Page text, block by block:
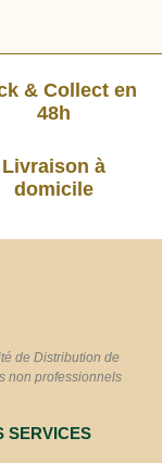
& Collect en
48h
Livraison à
domicile
de Distribution de
non professionnels
SERVICES